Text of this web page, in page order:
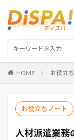
HOME お役立
お役立ちノート
人材派遣業務